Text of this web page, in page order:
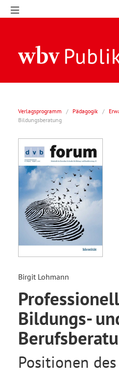
Verlagsprogramm / Pädagogik /
Bildungsberatung
Birgit Lohmann
Bildungs-
Positionen